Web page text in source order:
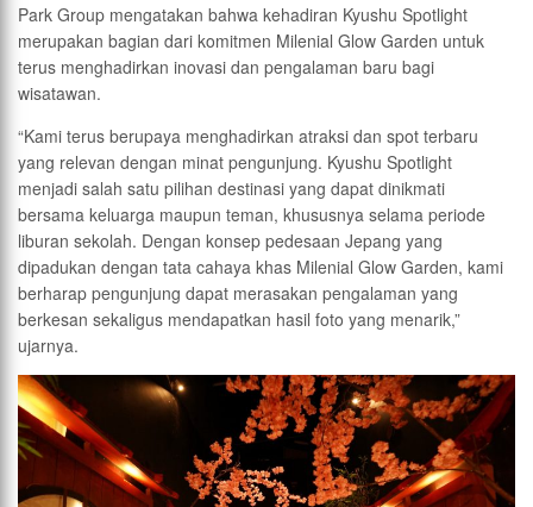
Park Group mengatakan bahwa kehadiran Kyushu Spotlight
merupakan bagian dari komitmen Milenial Glow Garden untuk
terus menghadirkan inovasi dan pengalaman baru bagi
wisatawan.
“Kami terus berupaya menghadirkan atraksi dan spot terbaru
yang relevan dengan minat pengunjung. Kyushu Spotlight
menjadi salah satu pilihan destinasi yang dapat dinikmati
bersama keluarga maupun teman, khususnya selama periode
liburan sekolah. Dengan konsep pedesaan Jepang yang
dipadukan dengan tata cahaya khas Milenial Glow Garden, kami
berharap pengunjung dapat merasakan pengalaman yang
berkesan sekaligus mendapatkan hasil foto yang menarik,”
ujarnya.